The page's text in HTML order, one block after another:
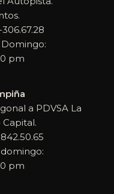
pm
a PDVSA La
pm